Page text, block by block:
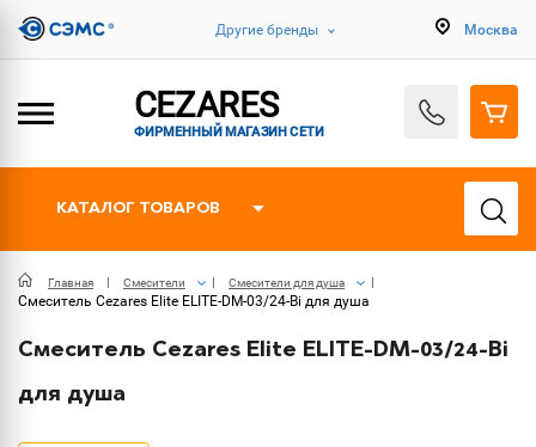
Другие бренды Москва
CEZARES
ФИРМЕННЫЙ МАГАЗИН СЕТИ
КАТАЛОГ ТОВАРОВ
Главная Смесители Смесители для душа
Смеситель Cezares Elite ELITE-DM-03/24-Bi для душа
Смеситель Cezares Elite ELITE-DM-03/24-Bi
для душа